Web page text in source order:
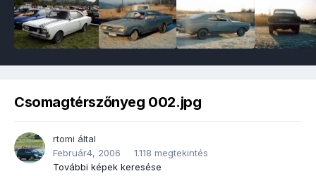
Csomagtérszőnyeg 002.jpg
rtomi által
Február4, 2006
1.118 megtekintés
További képek keresése